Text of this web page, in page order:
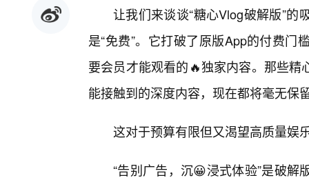
让我们来谈谈“糖心Vlog破解版”
是“免费”。它打破了原版App的付费
要会员才能观看的🔥独家内容。那些
能接触到的深度内容，现在都将毫无保
这对于预算有限但又渴望高质量娱
“告别广告，沉😀浸式体验”是破